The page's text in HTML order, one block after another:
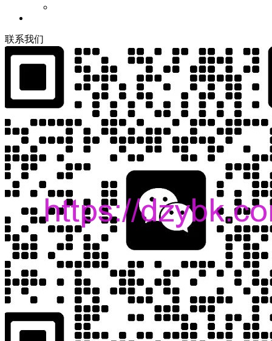
联系我们